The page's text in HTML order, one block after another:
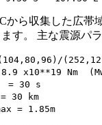
ら収集した広帯
す。 主な震源パ
(104,80,96)/
8.9 x10**19 Nm
= 30 s
= 30 km